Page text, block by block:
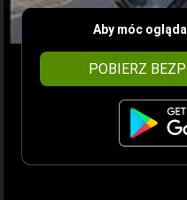
Aby móc
POBIERZ